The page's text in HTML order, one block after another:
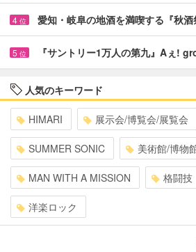
4 位 愛知・岐阜の地酒を満喫する『秋
5 位 『サントリー1万人の第九』Aぇ!
人気のキーワード
HIMARI 展示会/博覧会/展覧会
SUMMER SONIC 美術館/博物
MAN WITH A MISSION 格闘技
洋楽ロック